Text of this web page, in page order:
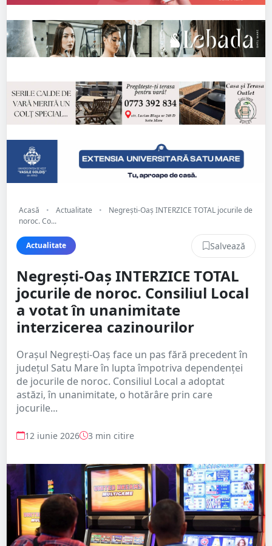
Acasă • Actualitate •
Negrești-Oaș INTERZICE TOTAL jocurile de
noroc. Co...
Actualitate Salvează
Negrești-Oaș INTERZICE TOTAL
jocurile de noroc. Consiliul Local
a votat în unanimitate
interzicerea cazinourilor
Orașul Negrești-Oaș face un pas fără precedent în
județul Satu Mare în lupta împotriva dependenței
de jocurile de noroc. Consiliul Local a adoptat
astăzi, în unanimitate, o hotărâre prin care
jocurile...
12 iunie 2026 3 min citire